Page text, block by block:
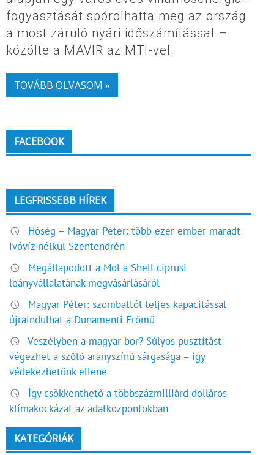
fogyasztását spórolhatta meg az ország
a most záruló nyári időszámítással –
közölte a MAVIR az MTI-vel.
TOVÁBB OLVASOM »
FACEBOOK
LEGFRISSEBB HÍREK
Hőség – Magyar Péter: több ezer ember maradt
ivóvíz nélkül Szentendrén
Megállapodott a Mol a Shell ciprusi
leányvállalatának megvásárlásáról
Magyar Péter: szombattól teljes kapacitással
újraindulhat a Dunamenti Erőmű
Veszélyben a magyar bor? Súlyos pusztítást
végezhet a szőlő aranyszínű sárgasága – így
védekezhetünk ellene
Így csökkenthető a többszázmilliárd dolláros
klímakockázat az adatközpontokban
KATEGÓRIÁK